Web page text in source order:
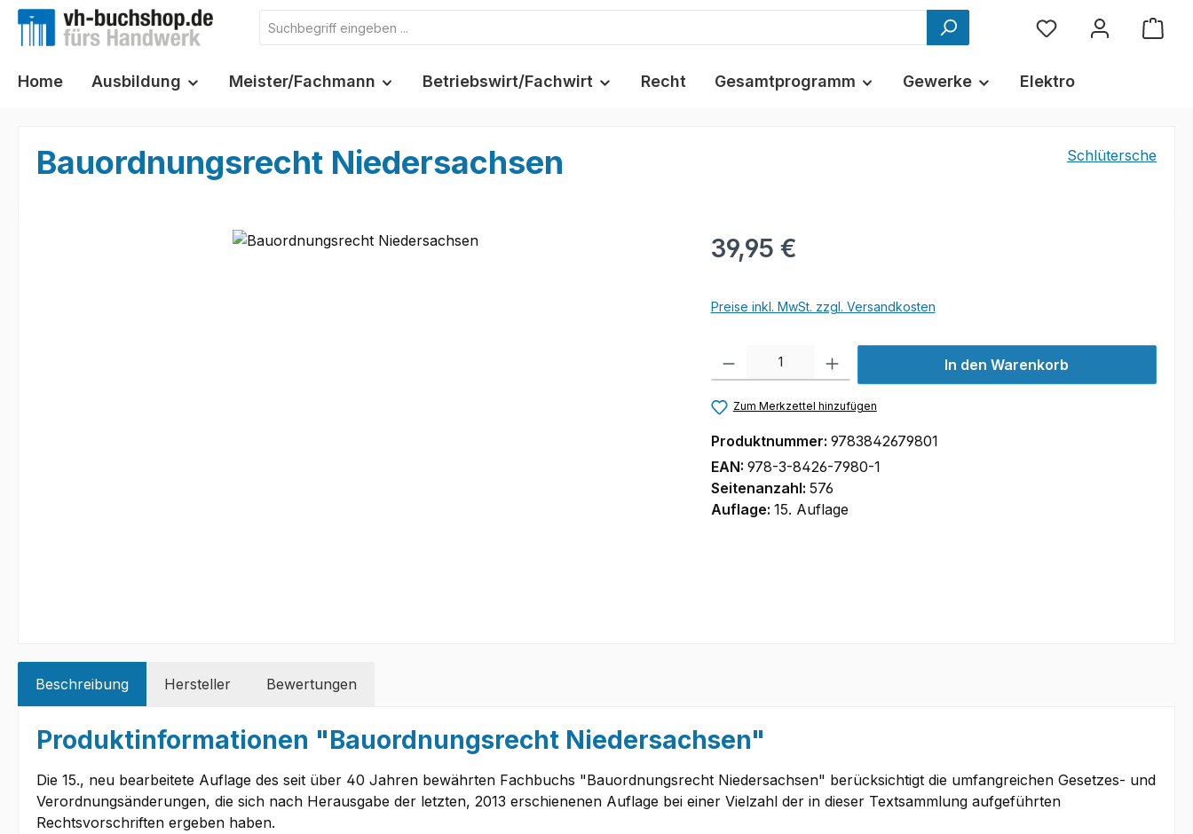
Hauptinhalt springen
Zur Suche springen
Zur Hauptnavigation springen
Home Ausbildung Meister/Fachmann Betriebswirt/Fachwirt Recht Gesamtprogramm Gewerke Elektro
Bauordnungsrecht Niedersachsen Schlütersche
39,95 €
Preise inkl. MwSt. zzgl. Versandkosten
Produkt Anzahl: Gib den gewünschten Wert ein oder benutze die Schaltflächen
In den Warenkorb
Zum Merkzettel hinzufügen
Produktnummer: 9783842679801
EAN: 978-3-8426-7980-1
Seitenanzahl: 576
Auflage: 15. Auflage
Beschreibung Hersteller Bewertungen
Produktinformationen "Bauordnungsrecht Niedersachsen"
Die 15., neu bearbeitete Auflage des seit über 40 Jahren bewährten Fachbuchs "Bauordnungsrecht Niedersachsen" berücksichtigt die umfangreichen Gesetzes- und
Verordnungsänderungen, die sich nach Herausgabe der letzten, 2013 erschienenen Auflage bei einer Vielzahl der in dieser Textsammlung aufgeführten
Rechtsvorschriften ergeben haben.